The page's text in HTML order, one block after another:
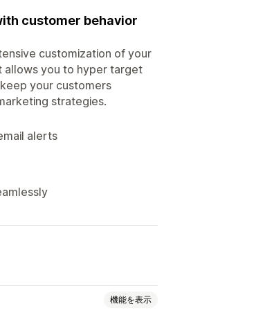
customer behavior
customization of your
allows you to hyper target
your customers
strategies.
alerts
機能を表示